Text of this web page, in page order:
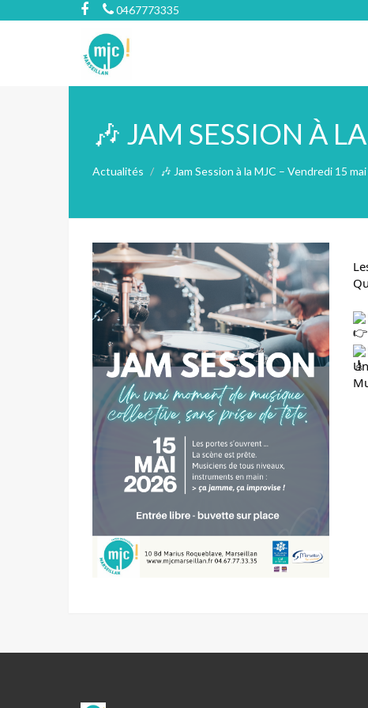
0467773335
🎶 JAM SESSION À
Actualités 🎶 Jam Session à la MJC – Vendredi 15